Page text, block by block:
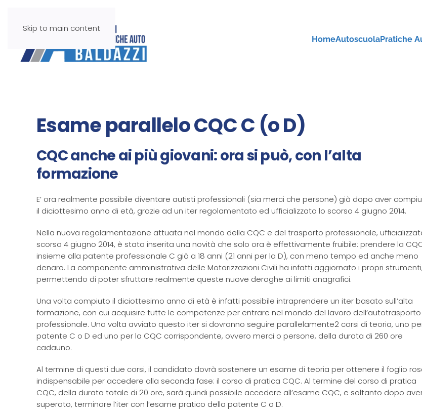
Skip to main content
HomeAutoscuolaPratiche
Esame parallelo CQC C (o D)
CQC anche ai più giovani: ora si può, con l’alta
formazione
E’ ora realmente possibile diventare autisti professionali (sia merci che persone) già dopo aver
il diciottesimo anno di età, grazie ad un iter regolamentato ed ufficializzato lo scorso 4 giugno 2014.
Nella nuova regolamentazione attuata nel mondo della CQC e del trasporto professionale,
scorso 4 giugno 2014, è stata inserita una novità che solo ora è effettivamente fruibile: prendere la
insieme alla patente professionale C già a 18 anni (21 anni per la D), con meno tempo ed anche meno
denaro. La componente amministrativa delle Motorizzazioni Civili ha infatti aggiornato i propri strumenti,
permettendo di poter sfruttare realmente queste nuove deroghe ai limiti anagrafici.
Una volta compiuto il diciottesimo anno di età è infatti possibile intraprendere un iter basato sull’alta
formazione, con cui acquisire tutte le competenze per entrare nel mondo del lavoro dell’autotrasporto
professionale. Una volta avviato questo iter si dovranno seguire parallelamente2 corsi di teoria, uno
patente C o D ed uno per la CQC corrispondente, ovvero merci o persone, della durata di 260 ore
cadauno.
Al termine di questi due corsi, il candidato dovrà sostenere un esame di teoria per ottenere il foglio
indispensabile per accedere alla seconda fase: il corso di pratica CQC. Al termine del corso di pratica
CQC, della durata totale di 20 ore, sarà quindi possibile accedere all’esame CQC, e soltanto dopo
superato, terminare l’iter con l’esame pratico della patente C o D.